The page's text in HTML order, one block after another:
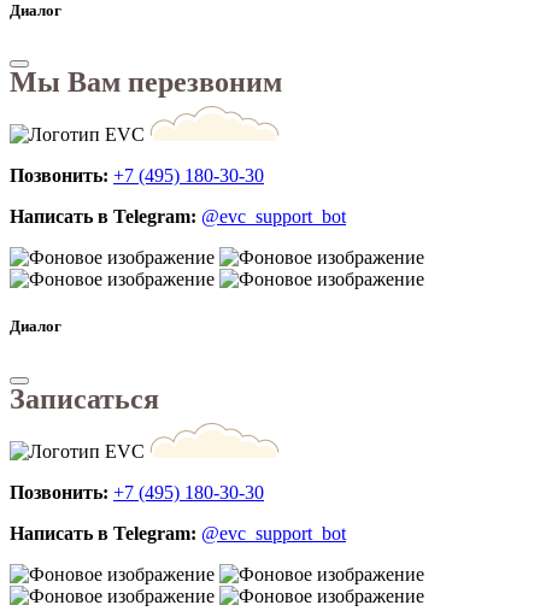
Диалог
Мы Вам перезвоним
Позвонить: +7 (495) 180-30-30
Написать в Telegram: @evc_support_bot
Диалог
Записаться
Позвонить: +7 (495) 180-30-30
Написать в Telegram: @evc_support_bot